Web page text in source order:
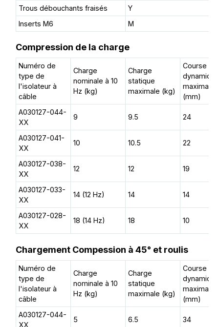
Trous débouchants fraisés
Y
Inserts M6
M
Compression de la charge
Numéro de
type de
l'isolateur à
câble
Charge
nominale à 10
Hz (kg)
Charge
statique
maximale (kg)
Course
maximale
(mm)
A030127-044-
XX
9 9.5 24
A030127-041-
XX
10 10.5 22
A030127-038-
XX
12 12 19
A030127-033-
XX
14 (12 Hz) 14 14
A030127-028-
XX
18 (14 Hz) 18 10
Chargement Compession à 45° et roulis
Numéro de
type de
l'isolateur à
câble
Charge
nominale à 10
Hz (kg)
Charge
statique
maximale (kg)
Course
maximale
(mm)
A030127-044-
XX
5 6.5 34